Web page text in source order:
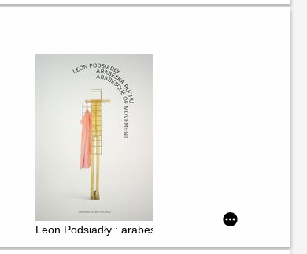
Jennifer tańczą po gobelinie = Aunt Jennifer's Tigers
Leon Podsiadły : arabeska ruchu = arabesque of